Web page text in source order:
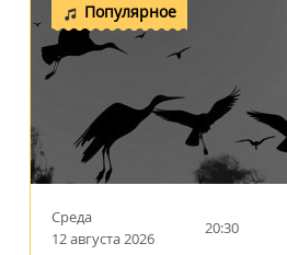
Популярное
Среда
12 августа 2026
20:30